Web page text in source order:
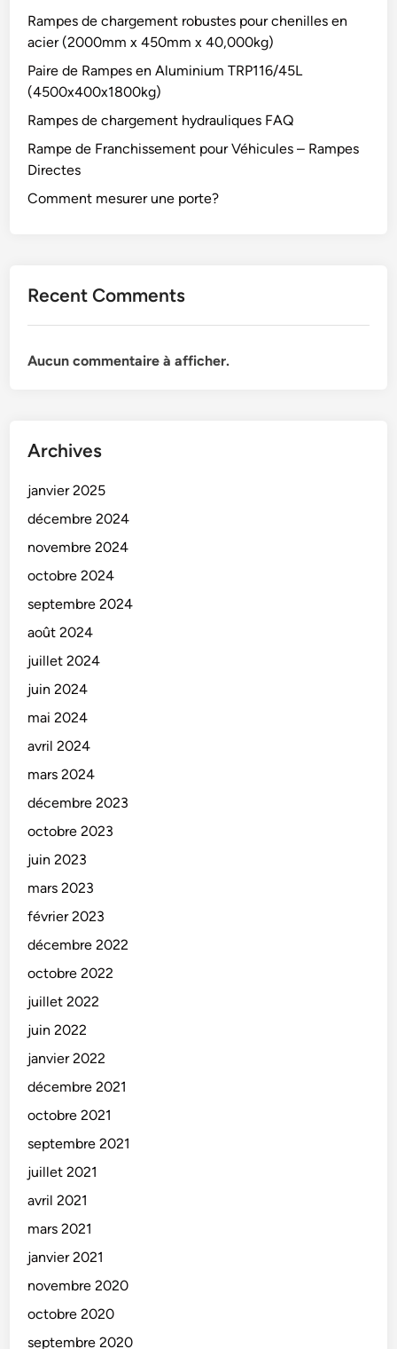
Rampes de chargement robustes pour chenilles en
acier (2000mm x 450mm x 40,000kg)
Paire de Rampes en Aluminium TRP116/45L
(4500x400x1800kg)
Rampes de chargement hydrauliques FAQ
Rampe de Franchissement pour Véhicules – Rampes
Directes
Comment mesurer une porte?
Recent Comments
Aucun commentaire à afficher.
Archives
janvier 2025
décembre 2024
novembre 2024
octobre 2024
septembre 2024
août 2024
juillet 2024
juin 2024
mai 2024
avril 2024
mars 2024
décembre 2023
octobre 2023
juin 2023
mars 2023
février 2023
décembre 2022
octobre 2022
juillet 2022
juin 2022
janvier 2022
décembre 2021
octobre 2021
septembre 2021
juillet 2021
avril 2021
mars 2021
janvier 2021
novembre 2020
octobre 2020
septembre 2020